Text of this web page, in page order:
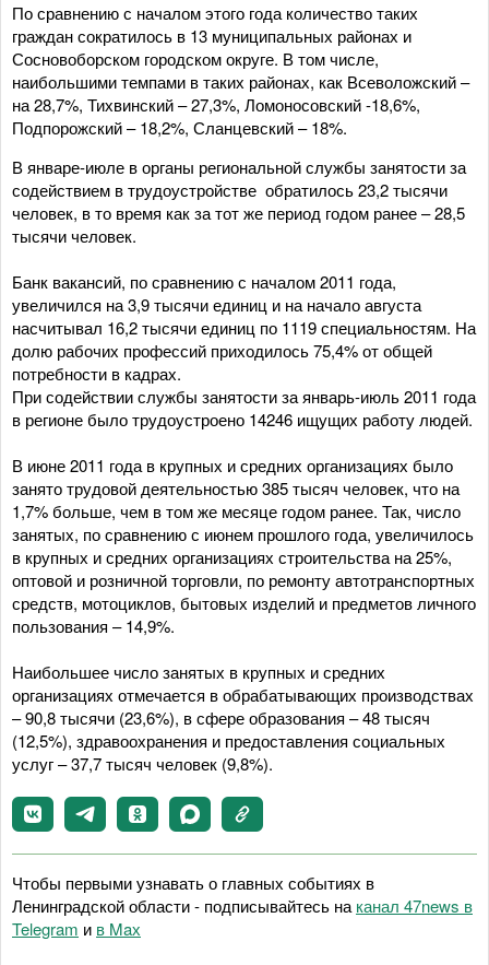
По сравнению с началом этого года количество таких
граждан сократилось в 13 муниципальных районах и
Сосновоборском городском округе. В том числе,
наибольшими темпами в таких районах, как Всеволожский –
на 28,7%, Тихвинский – 27,3%, Ломоносовский -18,6%,
Подпорожский – 18,2%, Сланцевский – 18%.
В январе-июле в органы региональной службы занятости за
содействием в трудоустройстве обратилось 23,2 тысячи
человек, в то время как за тот же период годом ранее – 28,5
тысячи человек.
Банк вакансий, по сравнению с началом 2011 года,
увеличился на 3,9 тысячи единиц и на начало августа
насчитывал 16,2 тысячи единиц по 1119 специальностям. На
долю рабочих профессий приходилось 75,4% от общей
потребности в кадрах.
При содействии службы занятости за январь-июль 2011 года
в регионе было трудоустроено 14246 ищущих работу людей.
В июне 2011 года в крупных и средних организациях было
занято трудовой деятельностью 385 тысяч человек, что на
1,7% больше, чем в том же месяце годом ранее. Так, число
занятых, по сравнению с июнем прошлого года, увеличилось
в крупных и средних организациях строительства на 25%,
оптовой и розничной торговли, по ремонту автотранспортных
средств, мотоциклов, бытовых изделий и предметов личного
пользования – 14,9%.
Наибольшее число занятых в крупных и средних
организациях отмечается в обрабатывающих производствах
– 90,8 тысячи (23,6%), в сфере образования – 48 тысяч
(12,5%), здравоохранения и предоставления социальных
услуг – 37,7 тысяч человек (9,8%).
Чтобы первыми узнавать о главных событиях в
Ленинградской области - подписывайтесь на канал 47news в
Telegram и в Maх